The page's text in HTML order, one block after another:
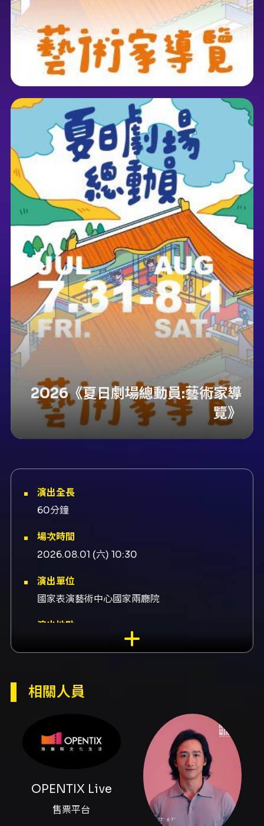
2026《夏日劇場總動員:藝術家導
覽》
演出全長
60分鐘
場次時間
2026.08.01 (六) 10:30
演出單位
國家表演藝術中心國家兩廳院
演出地點
國家兩廳院-國家戲劇院 臺北市中正區中山南路
演出團隊
高英軒、藝術家張擎佳、導覽張擎佳
內容簡介
夏日劇場總動員的「藝術家導覽」是一場把觀眾
帶進劇場核心、從演員視角出發的深度體驗。活
動由國家兩廳院策劃，邀請資深劇場人帶領聽眾
穿梭於國家戲劇院的幕後空間，包含後台、舞台
與排練室，並安排上臺近距離感受劇場張力，理
相關人員
OPENTIX Live
售票平台